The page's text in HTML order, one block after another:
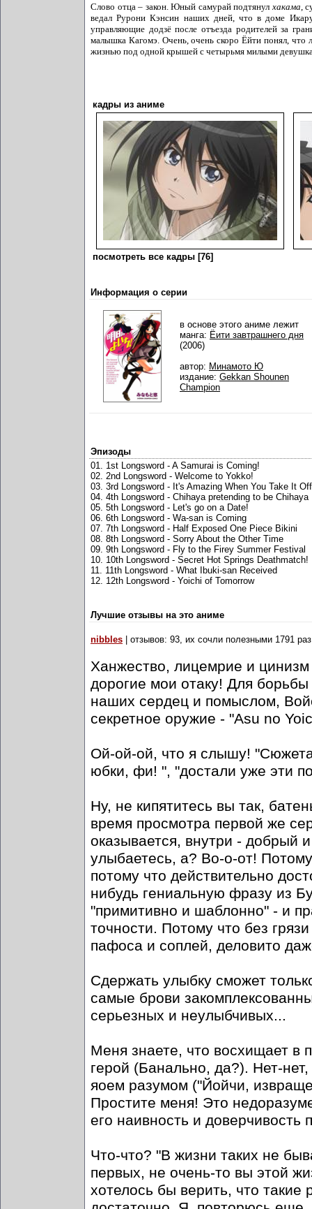
Слово отца – закон. Юный самурай подтянул хакама,
ведал Рурони Кэнсин наших дней, что в доме
управляющие додзё после отъезда родителей за
малышка Кагомэ. Очень, очень скоро Ёйти понял,
жизнью под одной крышей с четырьмя милыми
кадры из аниме
посмотреть все кадры [76]
Информация о серии
в основе этого аниме лежит
манга: Ёити завтрашнего дня
(2006)
автор: Минамото Ю
издание: Gekkan Shounen
Champion
Эпизоды
01. 1st Longsword - A Samurai is Coming!
02. 2nd Longsword - Welcome to Yokko!
03. 3rd Longsword - It's Amazing When You Take It Off
04. 4th Longsword - Chihaya pretending to be Chihaya
05. 5th Longsword - Let's go on a Date!
06. 6th Longsword - Wa-san is Coming
07. 7th Longsword - Half Exposed One Piece Bikini
08. 8th Longsword - Sorry About the Other Time
09. 9th Longsword - Fly to the Firey Summer Festival
10. 10th Longsword - Secret Hot Springs Deathmatch!
11. 11th Longsword - What Ibuki-san Received
12. 12th Longsword - Yoichi of Tomorrow
Лучшие отзывы на это аниме
nibbles | отзывов: 93, их сочли полезными 1791 раз
Ханжество, лицемрие и
дорогие мои отаку! Для
наших сердец и помыслом,
секретное оружие - "Asu no
Ой-ой-ой, что я слышу! "Сюжета
юбки, фи! ", "достали уже эти
Ну, не кипятитесь вы так,
время просмотра первой же
оказывается, внутри - добрый
улыбаетесь, а? Во-о-от!
потому что действительно
нибудь гениальную фразу из
"примитивно и шаблонно" - и
точности. Потому что без
пафоса и соплей, деловито
Сдержать улыбку сможет
самые брови
серьезных и неулыбчивых...
Меня знаете, что восхищает в
герой (Банально, да?). Нет-
яоем разумом ("Йойчи,
Простите меня! Это
его наивность и
Что-что? "В жизни таких не
первых, не очень-то вы этой
хотелось бы верить, что